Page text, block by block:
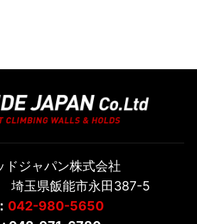
ドジャパン株式会社
玉県飯能市永田387-5
042-980-5650